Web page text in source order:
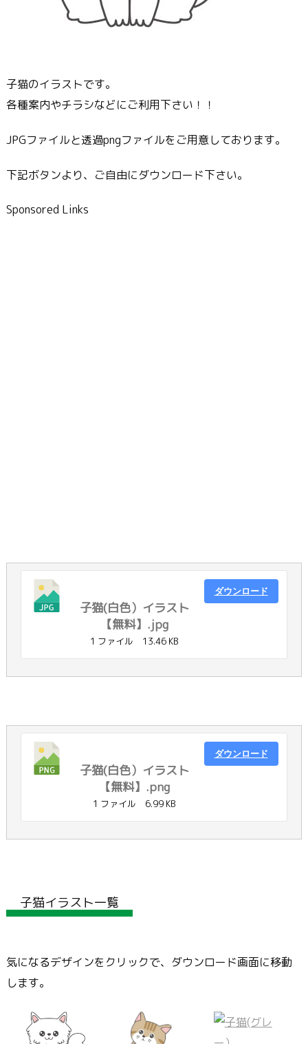
子猫のイラストです。
各種案内やチラシなどにご利用下さい！！
JPGファイルと透過pngファイルをご用意しております。
下記ボタンより、ご自由にダウンロード下さい。
Sponsored Links
子猫(白色）イラスト
【無料】.jpg
1 ファイル 13.46 KB
ダウンロード
子猫(白色）イラスト
【無料】.png
1 ファイル 6.99 KB
ダウンロード
子猫イラスト一覧
気になるデザインをクリックで、ダウンロード画面に移動
します。